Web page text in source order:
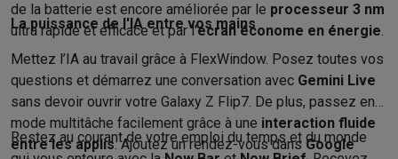
de la batterie est encore améliorée par le processeur 3 nm
ultra rapide et efficace et par l'écran économe en énergie.
La puissance de l'IA entre vos mains
Mettez l’IA au travail grâce à FlexWindow. Posez toutes vos
questions et démarrez une conversation avec Gemini Live
sans devoir ouvrir votre Galaxy Z Flip7. De plus, passez en
mode multitâche facilement grâce à une interaction fluide
entre les applis. Ajoutez un rendez-vous dans Google
Restez au courant de votre emploi du temps et du monde